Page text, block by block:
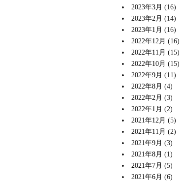
2023年3月 (16)
2023年2月 (14)
2023年1月 (16)
2022年12月 (16)
2022年11月 (15)
2022年10月 (15)
2022年9月 (11)
2022年8月 (4)
2022年2月 (3)
2022年1月 (2)
2021年12月 (5)
2021年11月 (2)
2021年9月 (3)
2021年8月 (1)
2021年7月 (5)
2021年6月 (6)